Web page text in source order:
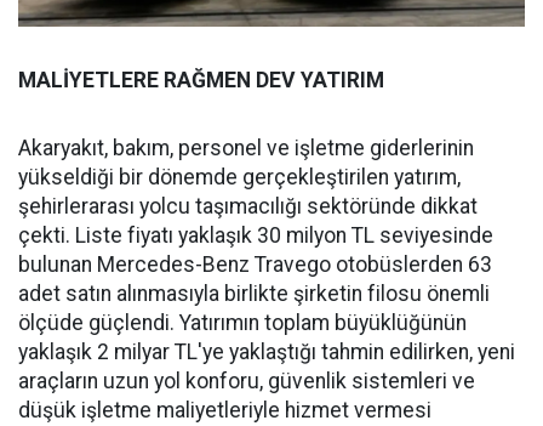
MALİYETLERE RAĞMEN DEV YATIRIM
Akaryakıt, bakım, personel ve işletme giderlerinin
yükseldiği bir dönemde gerçekleştirilen yatırım,
şehirlerarası yolcu taşımacılığı sektöründe dikkat
çekti. Liste fiyatı yaklaşık 30 milyon TL seviyesinde
bulunan Mercedes-Benz Travego otobüslerden 63
adet satın alınmasıyla birlikte şirketin filosu önemli
ölçüde güçlendi. Yatırımın toplam büyüklüğünün
yaklaşık 2 milyar TL'ye yaklaştığı tahmin edilirken, yeni
araçların uzun yol konforu, güvenlik sistemleri ve
düşük işletme maliyetleriyle hizmet vermesi